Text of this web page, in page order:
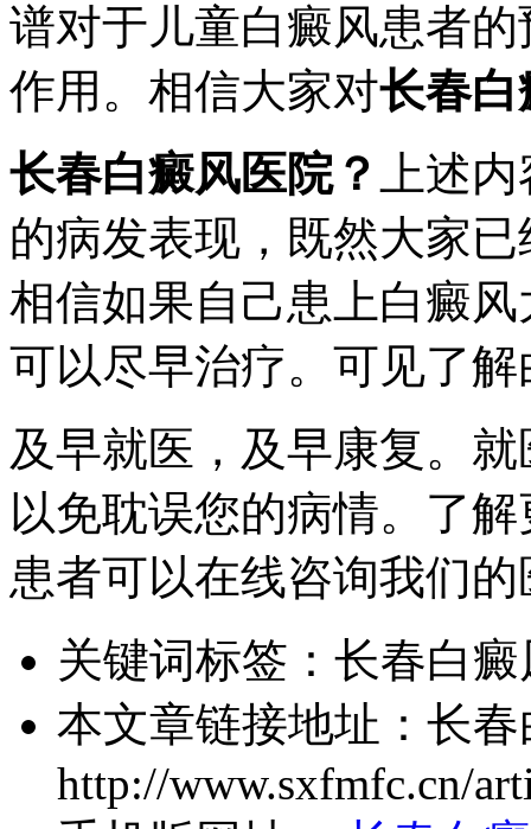
谱对于儿童白癜风患者
作用。相信大家对长春白
长春白癜风医院？
上述
的病发表现，既然大家
相信如果自己患上白癜
可以尽早治疗。可见了
及早就医，及早康复。
以免耽误您的病情。了
患者可以在线咨询我们的
关键词标签： 长春白
本文章链接地址： 长春
http://www.sxfmfc.cn/